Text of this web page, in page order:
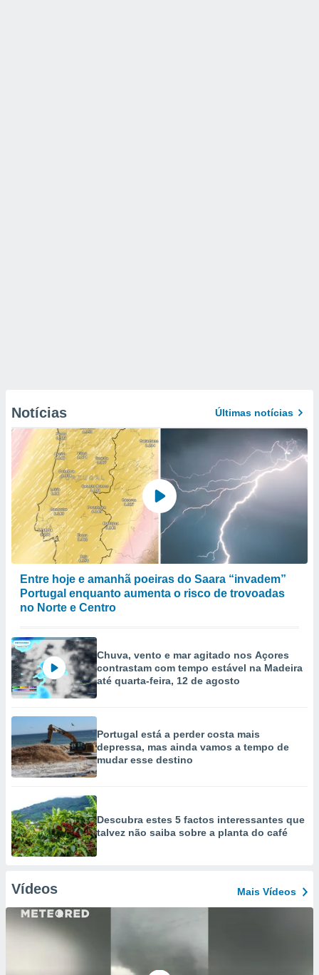
Notícias Últimas notícias
Entre hoje e amanhã poeiras do Saara “invadem”
Portugal enquanto aumenta o risco de trovoadas
no Norte e Centro
Chuva, vento e mar agitado nos Açores
contrastam com tempo estável na Madeira
até quarta-feira, 12 de agosto
Portugal está a perder costa mais
depressa, mas ainda vamos a tempo de
mudar esse destino
Descubra estes 5 factos interessantes que
talvez não saiba sobre a planta do café
Vídeos Mais Vídeos